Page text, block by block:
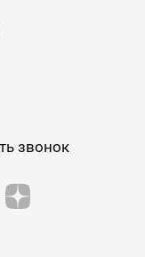
звонок